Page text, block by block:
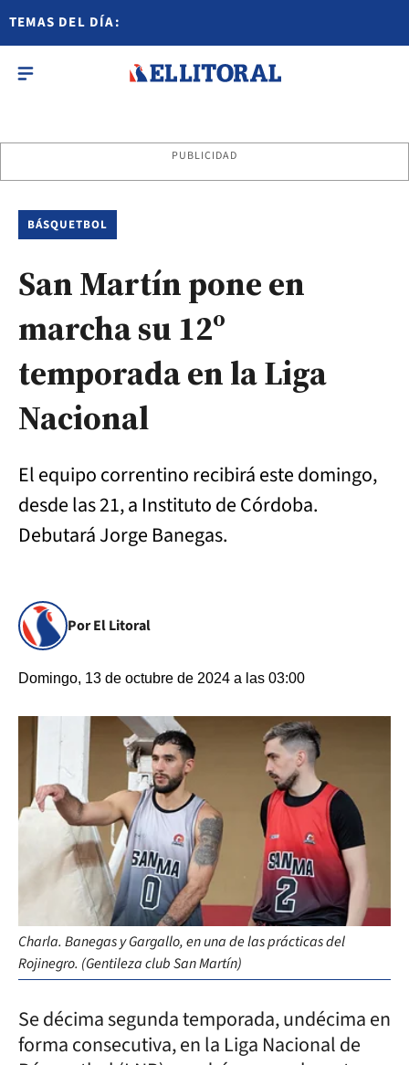
TEMAS DEL DÍA:
PUBLICIDAD
BÁSQUETBOL
San Martín pone en
marcha su 12º
temporada en la Liga
Nacional
El equipo correntino recibirá este domingo,
desde las 21, a Instituto de Córdoba.
Debutará Jorge Banegas.
Por El Litoral
Domingo, 13 de octubre de 2024 a las 03:00
Charla. Banegas y Gargallo, en una de las prácticas del
Rojinegro. (Gentileza club San Martín)
Se décima segunda temporada, undécima en
forma consecutiva, en la Liga Nacional de